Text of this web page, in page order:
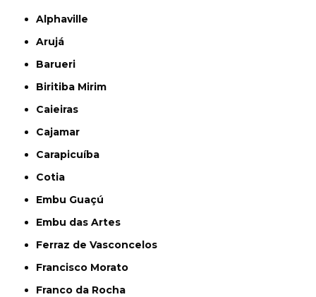
Alphaville
Arujá
Barueri
Biritiba Mirim
Caieiras
Cajamar
Carapicuíba
Cotia
Embu Guaçú
Embu das Artes
Ferraz de Vasconcelos
Francisco Morato
Franco da Rocha